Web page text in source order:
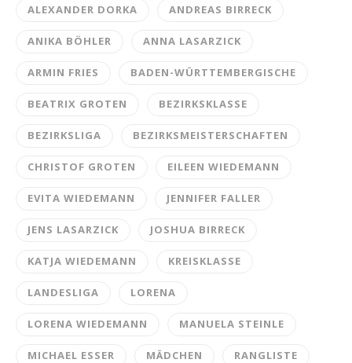
ALEXANDER DORKA ANDREAS BIRRECK
ANIKA BÖHLER ANNA LASARZICK
ARMIN FRIES BADEN-WÜRTTEMBERGISCHE
BEATRIX GROTEN BEZIRKSKLASSE
BEZIRKSLIGA BEZIRKSMEISTERSCHAFTEN
CHRISTOF GROTEN EILEEN WIEDEMANN
EVITA WIEDEMANN JENNIFER FALLER
JENS LASARZICK JOSHUA BIRRECK
KATJA WIEDEMANN KREISKLASSE
LANDESLIGA LORENA
LORENA WIEDEMANN MANUELA STEINLE
MICHAEL ESSER MÄDCHEN RANGLISTE